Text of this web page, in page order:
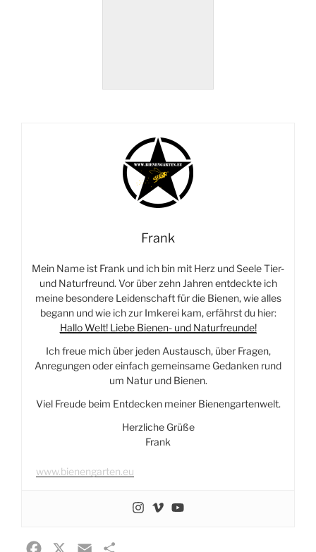
Frank
Mein Name ist Frank und ich bin mit Herz und Seele Tier-
und Naturfreund. Vor über zehn Jahren entdeckte ich
meine besondere Leidenschaft für die Bienen, wie alles
begann und wie ich zur Imkerei kam, erfährst du hier:
Hallo Welt! Liebe Bienen- und Naturfreunde!
Ich freue mich über jeden Austausch, über Fragen,
Anregungen oder einfach gemeinsame Gedanken rund
um Natur und Bienen.
Viel Freude beim Entdecken meiner Bienengartenwelt.
Herzliche Grüße
Frank
www.bienengarten.eu